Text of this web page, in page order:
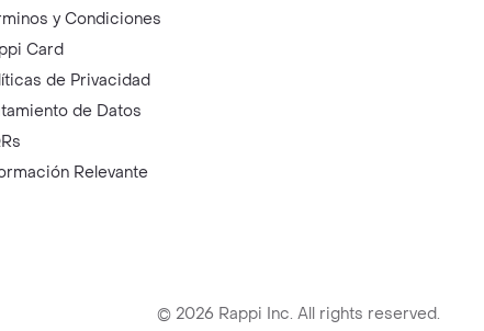
y Condiciones
Card
de Privacidad
de Datos
Relevante
© 2026 Rappi Inc. All rights reserved.